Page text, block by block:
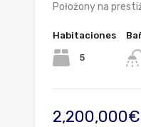
Położony na
Habitaciones
5
2,200,000€